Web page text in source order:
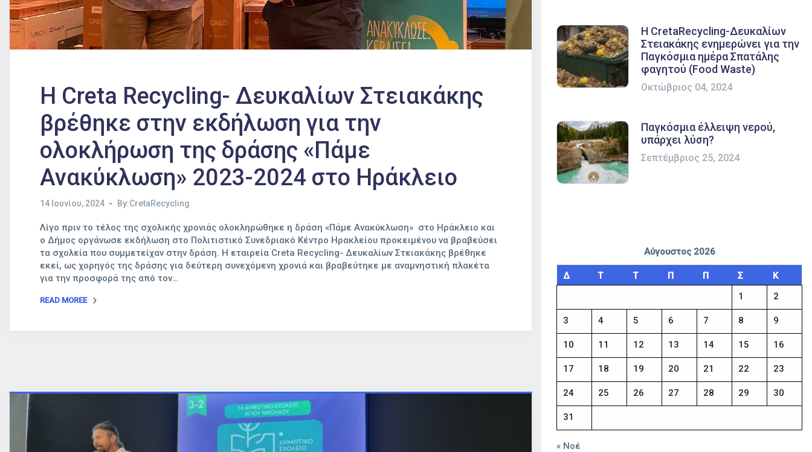
Η Creta Recycling- Δευκαλίων Στειακάκης
βρέθηκε στην εκδήλωση για την
ολοκλήρωση της δράσης «Πάμε
Ανακύκλωση» 2023-2024 στο Ηράκλειο
14 Ιουνίου, 2024 By:CretaRecycling
Λίγο πριν το τέλος της σχολικής χρονιάς ολοκληρώθηκε η δράση «Πάμε Ανακύκλωση» στο Ηράκλειο και
ο Δήμος οργάνωσε εκδήλωση στο Πολιτιστικό Συνεδριακό Κέντρο Ηρακλείου προκειμένου να βραβεύσει
τα σχολεία που συμμετείχαν στην δράση. Η εταιρεία Creta Recycling- Δευκαλίων Στειακάκης βρέθηκε
εκεί, ως χορηγός της δράσης για δεύτερη συνεχόμενη χρονιά και βραβεύτηκε με αναμνηστική πλακέτα
για την προσφορά της από τον…
READ MOREE
Η CretaRecycling-Δευκαλίων
Στειακάκης ενημερώνει για την
Παγκόσμια ημέρα Σπατάλης
φαγητού (Food Waste)
Οκτώβριος 04, 2024
Παγκόσμια έλλειψη νερού,
υπάρχει λύση?
Σεπτέμβριος 25, 2024
Αύγουστος 2026
Δ Τ Τ Π Π Σ
Κ
1
2
3 4 5 6 7 8 9
10 11 12 13 14 15 16
17 18 19 20 21 22 23
24 25 26 27 28 29 30
31
« Νοέ